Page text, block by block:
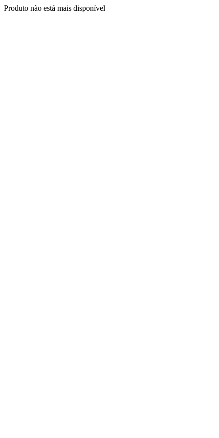
Produto não está mais disponível